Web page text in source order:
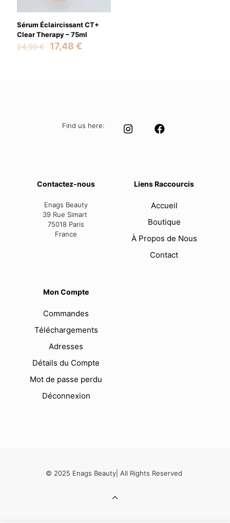
Sérum Éclaircissant CT+
Clear Therapy – 75ml
24,99€
Original
17,48 €
Find us here:
Contactez-nous
Enags Beauty
39 Rue Simart
75018 Paris
France
Liens Raccourcis
Accueil
Boutique
À Propos de Nous
Contact
Mon Compte
Commandes
Téléchargements
Adresses
Détails du Compte
Mot de passe perdu
Déconnexion
© 2025 Enags Beauty| All Rights Reserved